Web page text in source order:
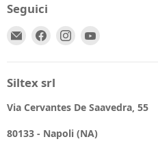
Seguici
Email
Trovaci Trovaci
Siltex srl
Via Cervantes De Saavedra, 55
80133 - Napoli (NA)